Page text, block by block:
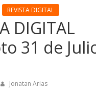
REVISTA DIGITAL
DIGITAL
31 de
Jonatan Arias